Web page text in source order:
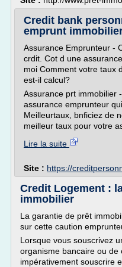
Credit bank
emprunt
Assurance Emprunteur -
crdit. Cot d une
moi Comment votre taux
est-il calcul?
Assurance prt immobilier
assurance emprunteur
Meilleurtaux, bnficiez de
meilleur taux pour votre
Lire la suite
Site : https://
Credit Logement :
immobilier
La garantie de prêt
sur cette caution
Lorsque vous souscrivez
organisme bancaire ou de
impérativement souscrire